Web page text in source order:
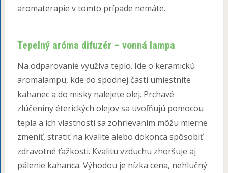
aromaterapie v tomto prípade nemáte.
Tepelný aróma difuzér – vonná lampa
Na odparovanie využíva teplo. Ide o keramickú
aromalampu, kde do spodnej časti umiestnite
kahanec a do misky nalejete olej. Prchavé
zlúčeniny éterických olejov sa uvoľňujú pomocou
tepla a ich vlastnosti sa zohrievaním môžu mierne
zmeniť, stratiť na kvalite alebo dokonca spôsobiť
zdravotné ťažkosti. Kvalitu vzduchu zhoršuje aj
pálenie kahanca. Výhodou je nízka cena, nehlučný